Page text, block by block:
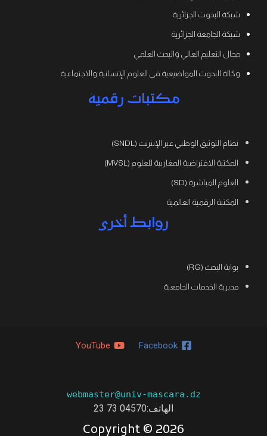
شبكة البحوث الجزائرية
شبكة الجامعة الجزائرية
مجال التعليم العالي والبحث العلمي
وكالة البحوث المواضيعية في العلوم الإنسانية والاجتماعية
مكتبات رقمية
نظام التوثيق الوطني عبر الإنترنت (SNDL)
المكتبة الافتراضية المغاربية للعلوم (MVSL)
العلوم المباشرة (SD)
المكتبة الرقمية العالمية
روابط أخرى
بوابة البحث (RG)
مديرية الخدمات الجامعية
Facebook
YouTube
webmaster@univ-mascara.dz
الهاتف:04570 73 23
Copyright © 2026